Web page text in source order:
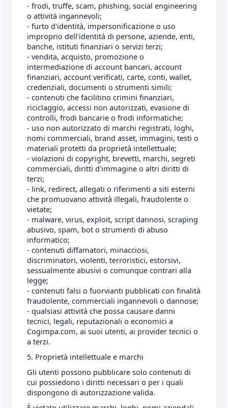
- frodi, truffe, scam, phishing, social engineering
o attività ingannevoli;
- furto d'identità, impersonificazione o uso
improprio dell'identità di persone, aziende, enti,
banche, istituti finanziari o servizi terzi;
- vendita, acquisto, promozione o
intermediazione di account bancari, account
finanziari, account verificati, carte, conti, wallet,
credenziali, documenti o strumenti simili;
- contenuti che facilitino crimini finanziari,
riciclaggio, accessi non autorizzati, evasione di
controlli, frodi bancarie o frodi informatiche;
- uso non autorizzato di marchi registrati, loghi,
nomi commerciali, brand asset, immagini, testi o
materiali protetti da proprietà intellettuale;
- violazioni di copyright, brevetti, marchi, segreti
commerciali, diritti d'immagine o altri diritti di
terzi;
- link, redirect, allegati o riferimenti a siti esterni
che promuovano attività illegali, fraudolente o
vietate;
- malware, virus, exploit, script dannosi, scraping
abusivo, spam, bot o strumenti di abuso
informatico;
- contenuti diffamatori, minacciosi,
discriminatori, violenti, terroristici, estorsivi,
sessualmente abusivi o comunque contrari alla
legge;
- contenuti falsi o fuorvianti pubblicati con finalità
fraudolente, commerciali ingannevoli o dannose;
- qualsiasi attività che possa causare danni
tecnici, legali, reputazionali o economici a
Cogimpa.com, ai suoi utenti, ai provider tecnici o
a terzi.
5. Proprietà intellettuale e marchi
Gli utenti possono pubblicare solo contenuti di
cui possiedono i diritti necessari o per i quali
dispongono di autorizzazione valida.